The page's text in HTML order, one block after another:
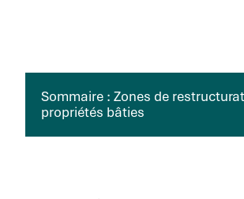
Sommaire : Zones de
propriétés bâties